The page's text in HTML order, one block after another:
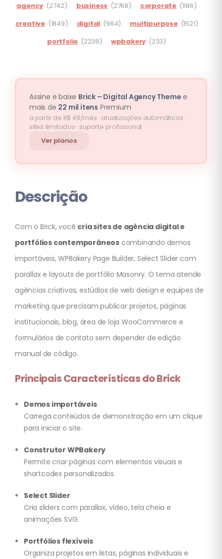
agency (2742) business (2768) corporate (1186)
creative (1849) digital (984) multipurpose (1521)
portfolio (2238) wpbakery (233)
Assine e baixe Brick – Digital Agency Theme e
mais de 22 mil itens Premium
a partir de R$ 49/mês · atualizações automáticas ·
sites ilimitados · suporte profissional
Ver planos
Descrição
Com o Brick, você cria sites de agência digital e
portfólios contemporâneos combinando demos
importáveis, WPBakery Page Builder, Select Slider com
parallax e layouts de portfólio Masonry. O tema atende
agências criativas, estúdios de web design e equipes de
marketing que precisam publicar projetos, páginas
institucionais, blog, área de loja WooCommerce e
formulários de contato sem depender de edição
manual de código.
Principais Características do Brick
Demos importáveis
Carrega conteúdos de demonstração em um clique
para iniciar o site.
Construtor WPBakery
Permite criar páginas com elementos visuais e
shortcodes personalizados.
Select Slider
Cria sliders com parallax, vídeo, tela cheia e
animações SVG.
Portfólios flexíveis
Organiza projetos em listas, páginas individuais e